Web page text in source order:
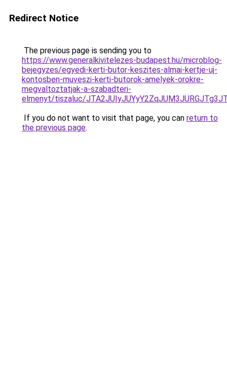
Redirect Notice
The previous page is sending you to
https://www.generalkivitelezes-budapest.hu/microblog-
bejegyzes/egyedi-kerti-butor-keszites-almai-kertje-uj-
kontosben-muveszi-kerti-butorok-amelyek-orokre-
megvaltoztatjak-a-szabadteri-
elmenyt/tiszaluc/
If you do not want to visit that page, you can return to
the previous page.